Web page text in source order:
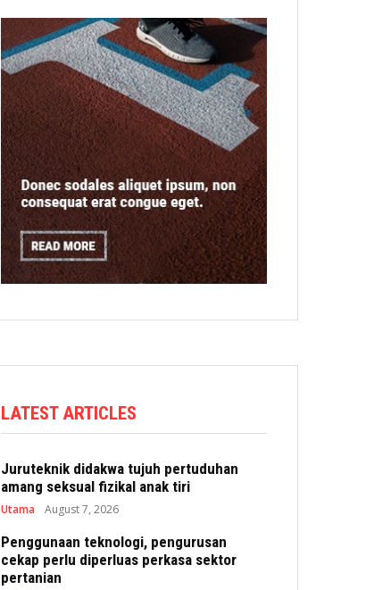
LATEST ARTICLES
Juruteknik didakwa tujuh pertuduhan
amang seksual fizikal anak tiri
Utama August 7, 2026
Penggunaan teknologi, pengurusan
cekap perlu diperluas perkasa sektor
pertanian